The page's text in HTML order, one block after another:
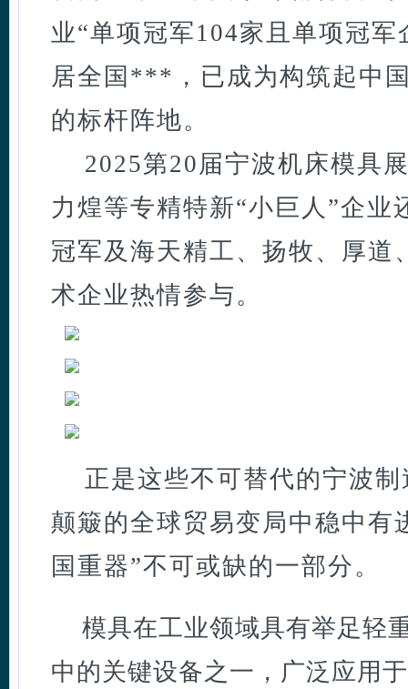
业“单项冠军104家且单项冠
居全国***，已成为构筑起中
的标杆阵地。
2025第20届宁波机床模具
力煌等专精特新“小巨人”企业
冠军及 海天精工、扬牧、厚道
术企业热情参与。
正是这些不可替代的宁波
颠簸的全球贸易变局中稳中有
国重器”不可或缺的一部分。
模具在工业领域具有举足轻
中的关键设备之一，广泛应用